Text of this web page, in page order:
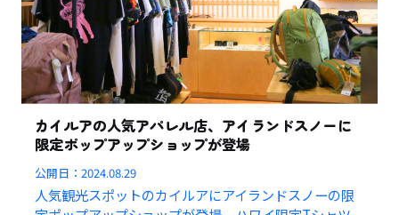
カイルアの人気アパレル店、アイランドスノーに
限定ポップアップショップが登場
公開日：2024.08.29
人気観光スポットのカイルアにアイランドスノーの限